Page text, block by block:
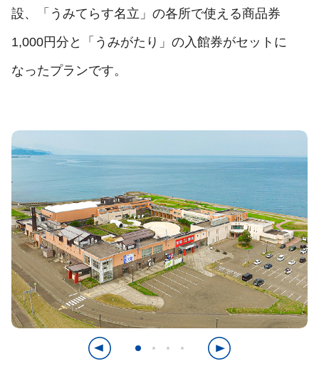
設、「うみてらす名立」の各所で使える商品券
1,000円分と「うみがたり」の入館券がセットに
なったプランです。